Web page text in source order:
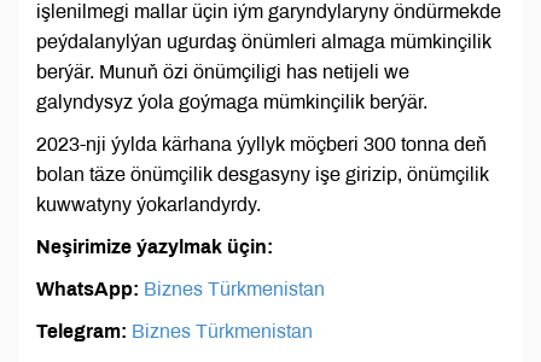
işlenilmegi mallar üçin iým garyndylaryny öndürmekde
peýdalanylýan ugurdaş önümleri almaga mümkinçilik
berýär. Munuň özi önümçiligi has netijeli we
galyndysyz ýola goýmaga mümkinçilik berýär.
2023-nji ýylda kärhana ýyllyk möçberi 300 tonna deň
bolan täze önümçilik desgasyny işe girizip, önümçilik
kuwwatyny ýokarlandyrdy.
Neşirimize ýazylmak üçin:
WhatsApp: Biznes Türkmenistan
Telegram: Biznes Türkmenistan